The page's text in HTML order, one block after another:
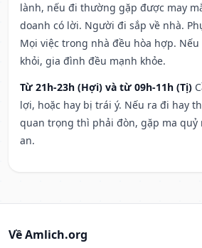
lành, nếu đi thường gặp được may
doanh có lời. Người đi sắp về nhà.
Mọi việc trong nhà đều hòa hợp.
khỏi, gia đình đều mạnh khỏe.
Từ 21h-23h (Hợi) và từ 09h-11h (Tị)
lợi, hoặc hay bị trái ý. Nếu ra đi hay
quan trọng thì phải đòn, gặp ma
an.
Về Amlich.org